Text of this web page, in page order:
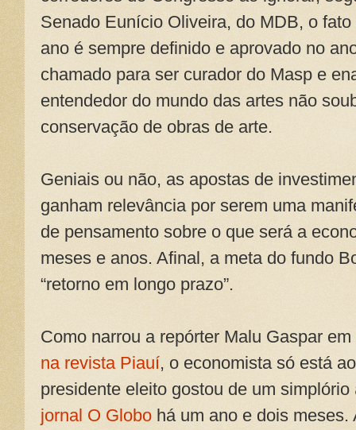
Senado Eunício Oliveira, do MDB, o
ano é sempre definido e aprovado no
chamado para ser curador do Masp e
entendedor do mundo das artes não
conservação de obras de arte.
Geniais ou não, as apostas de
ganham relevância por serem uma
de pensamento sobre o que será a
meses e anos. Afinal, a meta do fundo
“retorno em longo prazo”.
Como narrou a repórter Malu Gaspar
na revista Piauí, o economista só está
presidente eleito gostou de um simplório
jornal O Globo há um ano e dois